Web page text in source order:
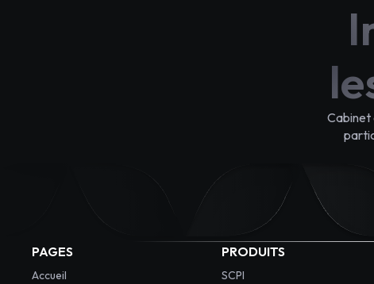
Cabinet
PAGES
Accueil
PRODUITS
SCPI